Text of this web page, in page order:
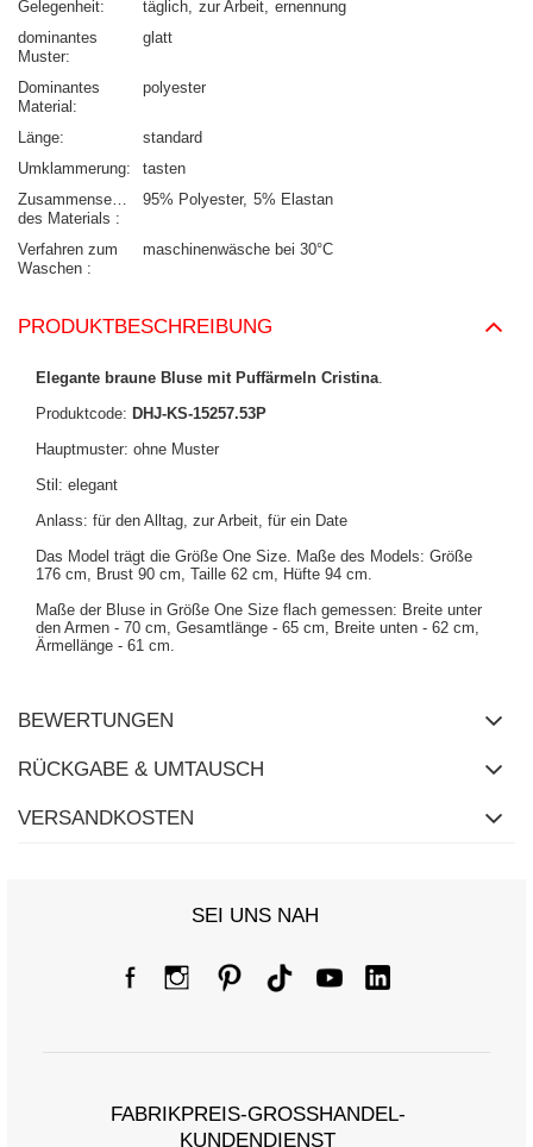
Gelegenheit
täglich zur Arbeit ernennung
dominantes
Muster
glatt
Dominantes
Material
polyester
Länge
standard
Umklammerung
tasten
Zusammensetzung
des Materials
95% Polyester 5% Elastan
Verfahren zum
Waschen
maschinenwäsche bei 30°C
PRODUKTBESCHREIBUNG
Elegante braune Bluse mit Puffärmeln Cristina
Produktcode: DHJ-KS-15257.53P
Hauptmuster: ohne Muster
Stil: elegant
Anlass: für den Alltag, zur Arbeit, für ein Date
Das Model trägt die Größe One Size.
Maße des Models: Größe
176 cm, Brust 90 cm, Taille 62 cm, Hüfte 94 cm
Maße der Bluse in Größe One Size flach gemessen: Breite unter
den Armen - 70 cm, Gesamtlänge - 65 cm, Breite unten - 62 cm,
Ärmellänge - 61 cm.
BEWERTUNGEN
RÜCKGABE & UMTAUSCH
VERSANDKOSTEN
SEI UNS NAH
FABRIKPREIS-GROSSHANDEL-K
UNDENDIENST